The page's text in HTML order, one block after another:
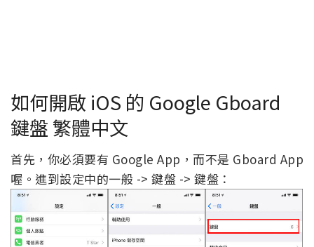
如何開啟 iOS 的 Google Gboard
鍵盤 繁體中文
首先，你必須要有 Google App，而不是 Gboard App
喔。進到設定中的一般 -> 鍵盤 -> 鍵盤：